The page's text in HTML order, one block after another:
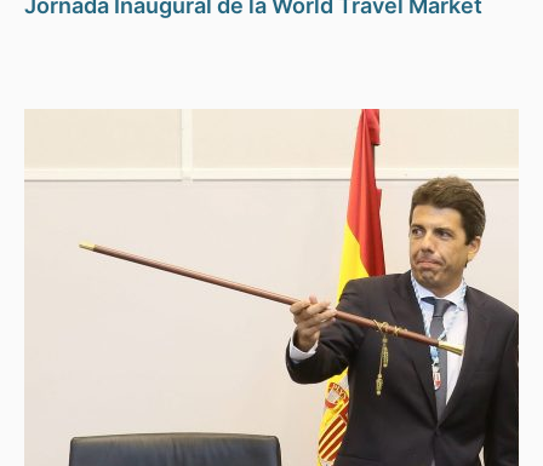
Jornada Inaugural de la World Travel Market